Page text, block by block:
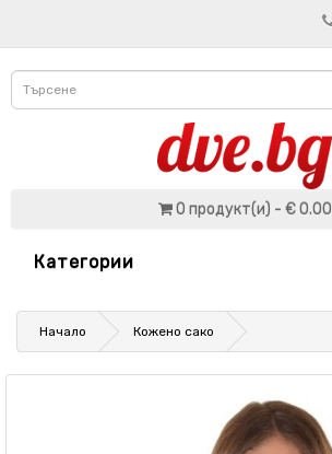
0 продукт(и) - € 0.00
Категории
Начало Кожено сако